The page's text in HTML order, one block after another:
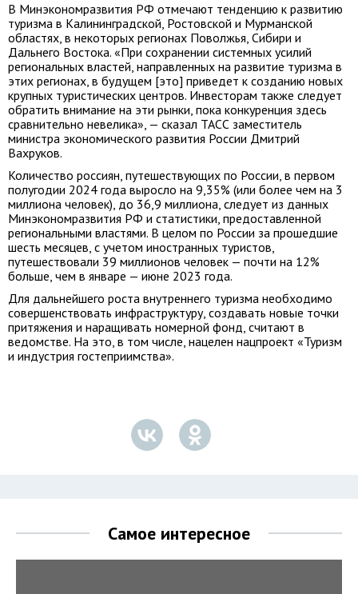
В Минэкономразвития РФ отмечают тенденцию к развитию
туризма в Калининградской, Ростовской и Мурманской
областях, в некоторых регионах Поволжья, Сибири и
Дальнего Востока. «При сохранении системных усилий
региональных властей, направленных на развитие туризма в
этих регионах, в будущем [это] приведет к созданию новых
крупных туристических центров. Инвесторам также следует
обратить внимание на эти рынки, пока конкуренция здесь
сравнительно невелика», — сказал ТАСС заместитель
министра экономического развития России Дмитрий
Вахруков.
Количество россиян, путешествующих по России, в первом
полугодии 2024 года выросло на 9,35% (или более чем на 3
миллиона человек), до 36,9 миллиона, следует из данных
Минэкономразвития РФ и статистики, предоставленной
региональными властями. В целом по России за прошедшие
шесть месяцев, с учетом иностранных туристов,
путешествовали 39 миллионов человек — почти на 12%
больше, чем в январе — июне 2023 года.
Для дальнейшего роста внутреннего туризма необходимо
совершенствовать инфраструктуру, создавать новые точки
притяжения и наращивать номерной фонд, считают в
ведомстве. На это, в том числе, нацелен нацпроект «Туризм
и индустрия гостеприимства».
Самое интересное